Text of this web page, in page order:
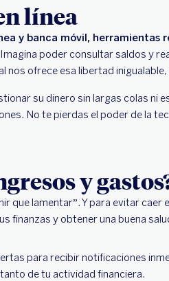
línea
y banca móvil, herramientas
Imagina poder consultar saldos y
nos ofrece esa libertad
su dinero sin largas colas ni
No te pierdas el poder de la
y
que lamentar”. Y para evitar caer
finanzas y obtener una buena
para recibir notificaciones
de tu actividad financiera.